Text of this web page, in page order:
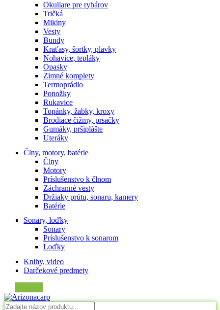
Okuliare pre rybárov
Tričká
Mikiny
Vesty
Bundy
Kraťasy, šortky, plavky
Nohavice, tepláky
Opasky
Zimné komplety
Termoprádlo
Ponožky
Rukavice
Topánky, žabky, kroxy
Brodiace čižmy, prsačky
Gumáky, pršiplášte
Uteráky
Člny, motory, batérie
Člny
Motory
Príslušenstvo k člnom
Záchranné vesty
Držiaky prútu, sonaru, kamery
Batérie
Sonary, loďky
Sonary
Príslušenstvo k sonarom
Loďky
Knihy, video
Darčekové predmety